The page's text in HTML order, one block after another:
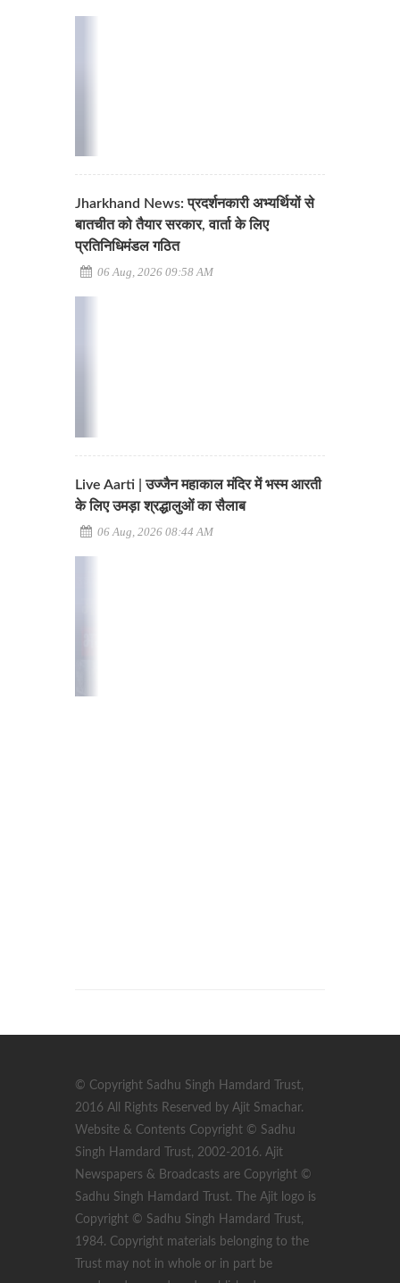
Jharkhand News: प्रदर्शनकारी अभ्यर्थियों से
बातचीत को तैयार सरकार, वार्ता के लिए
प्रतिनिधिमंडल गठित
06 Aug, 2026 09:58 AM
Live Aarti | उज्जैन महाकाल मंदिर में भस्म आरती
के लिए उमड़ा श्रद्धालुओं का सैलाब
06 Aug, 2026 08:44 AM
© Copyright Sadhu Singh Hamdard Trust,
2016 All Rights Reserved by Ajit Smachar.
Website & Contents Copyright © Sadhu
Singh Hamdard Trust, 2002-2016. Ajit
Newspapers & Broadcasts are Copyright ©
Sadhu Singh Hamdard Trust. The Ajit logo is
Copyright © Sadhu Singh Hamdard Trust,
1984. Copyright materials belonging to the
Trust may not in whole or in part be